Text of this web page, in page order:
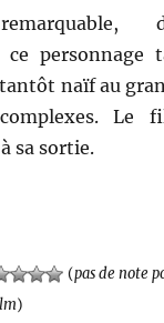
ce personnage
naïf au
Le
sa sortie.
(pas de note
)